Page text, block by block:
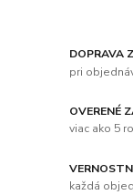
DOPRAVA
pri
OVERENÉ
viac ako 5
každá